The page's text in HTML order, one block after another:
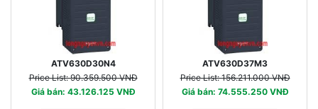
ATV630D30N4
Price List: 90.359.500 VNĐ
Giá bán: 43.126.125 VNĐ
ATV630D37M3
Price List: 156.211.000 VNĐ
Giá bán: 74.555.250 VNĐ